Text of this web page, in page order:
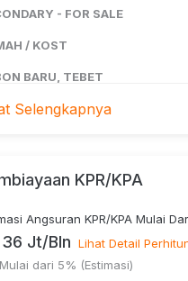
- FOR SALE
/ KOST
BARU, TEBET
/ Kost
Furnished
Selengkapnya
KPR/KPA
Angsuran KPR/KPA Mulai
36 Jt/Bln Lihat Detail
dari 5% (Estimasi)